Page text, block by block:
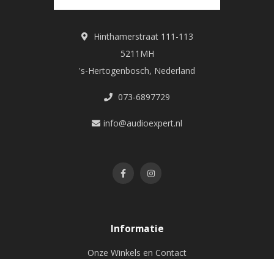
Hinthamerstraat 111-113
5211MH
's-Hertogenbosch, Nederland
073-6897729
info@audioexpert.nl
Informatie
Onze Winkels en Contact